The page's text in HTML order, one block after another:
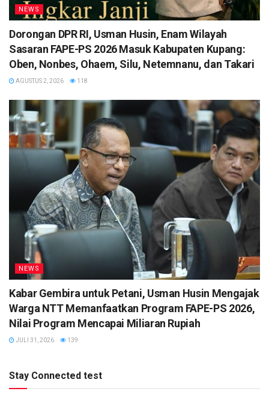
NEWS
Dorongan DPR RI, Usman Husin, Enam Wilayah
Sasaran FAPE-PS 2026 Masuk Kabupaten Kupang:
Oben, Nonbes, Ohaem, Silu, Netemnanu, dan Takari
AGUSTUS 2, 2026 118
NEWS
Kabar Gembira untuk Petani, Usman Husin Mengajak
Warga NTT Memanfaatkan Program FAPE-PS 2026,
Nilai Program Mencapai Miliaran Rupiah
JULI 31, 2026 139
Stay Connected test